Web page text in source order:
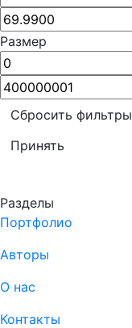
Размер
Сбросить фильтры
Принять
Разделы
Портфолио
Авторы
О нас
Контакты